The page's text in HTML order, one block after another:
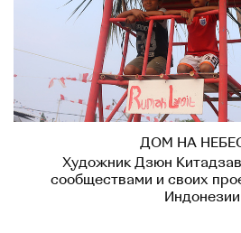
ДОМ НА
Художник Дзюн
сообществами и своих
Индонезии